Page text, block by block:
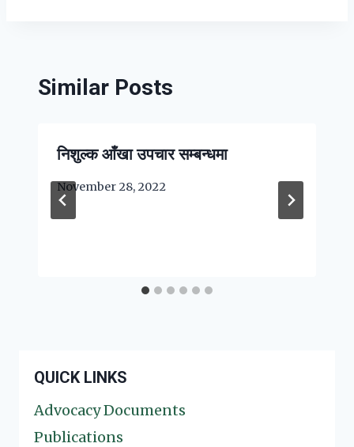
Similar Posts
निशुल्क आँखा उपचार सम्बन्धमा
November 28, 2022
QUICK LINKS
Advocacy Documents
Publications